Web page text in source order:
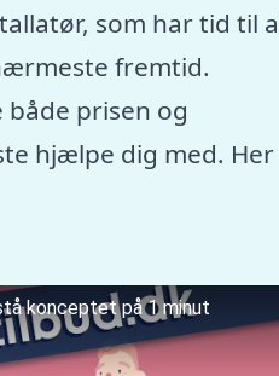
som har tid til
fremtid.
prisen og
hjælpe dig med. Her
konceptet på 1 minut